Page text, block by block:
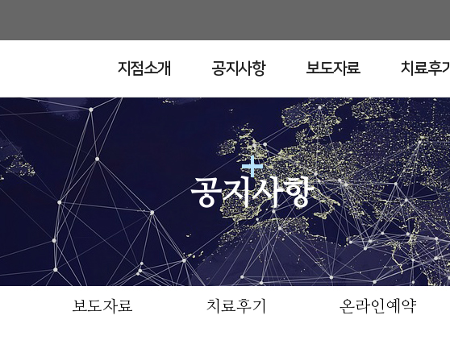
지점소개 공지사항 보도자료 치료후기
공지사항
보도자료 치료후기 온라인예약
공지사항